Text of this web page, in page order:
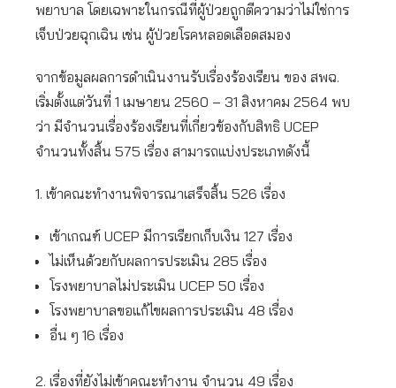
พยาบาล โดยเฉพาะในกรณีที่ผู้ป่วยถูกตีความว่าไม่ใช่การ
เจ็บป่วยฉุกเฉิน เช่น ผู้ป่วยโรคหลอดเลือดสมอง
จากข้อมูลผลการดำเนินงานรับเรื่องร้องเรียน ของ สพฉ.
เริ่มตั้งแต่วันที่ 1 เมษายน 2560 – 31 สิงหาคม 2564 พบ
ว่า มีจำนวนเรื่องร้องเรียนที่เกี่ยวข้องกับสิทธิ UCEP
จำนวนทั้งสิ้น 575 เรื่อง สามารถแบ่งประเภทดังนี้
1. เข้าคณะทำงานพิจารณาเสร็จสิ้น 526 เรื่อง
เข้าเกณฑ์ UCEP มีการเรียกเก็บเงิน 127 เรื่อง
ไม่เห็นด้วยกับผลการประเมิน 285 เรื่อง
โรงพยาบาลไม่ประเมิน UCEP 50 เรื่อง
โรงพยาบาลขอแก้ไขผลการประเมิน 48 เรื่อง
อื่น ๆ 16 เรื่อง
2. เรื่องที่ยังไม่เข้าคณะทำงาน จำนวน 49 เรื่อง